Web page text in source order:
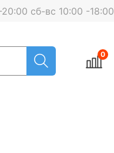
сб-вс 10:00 -18:00
0